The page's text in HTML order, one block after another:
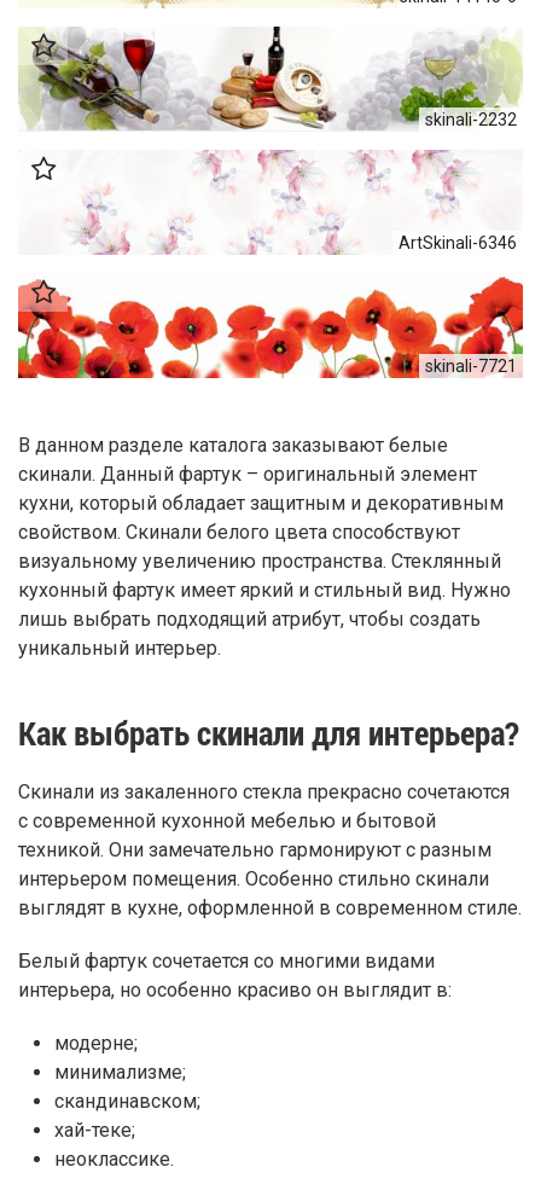
skinali-2232
ArtSkinali-6346
skinali-7721
В данном разделе каталога заказывают белые
скинали. Данный фартук – оригинальный элемент
кухни, который обладает защитным и декоративным
свойством. Скинали белого цвета способствуют
визуальному увеличению пространства. Стеклянный
кухонный фартук имеет яркий и стильный вид. Нужно
лишь выбрать подходящий атрибут, чтобы создать
уникальный интерьер.
Как выбрать скинали для интерьера?
Скинали из закаленного стекла прекрасно сочетаются
с современной кухонной мебелью и бытовой
техникой. Они замечательно гармонируют с разным
интерьером помещения. Особенно стильно скинали
выглядят в кухне, оформленной в современном стиле.
Белый фартук сочетается со многими видами
интерьера, но особенно красиво он выглядит в:
модерне;
минимализме;
скандинавском;
хай-теке;
неоклассике.